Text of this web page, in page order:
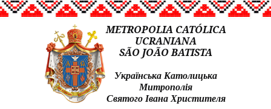
METROPOLIA CATÓLICA
UCRANIANA
SÃO JOÃO BATISTA
Українська Католицька
Митрополія
Святого Івана Христителя